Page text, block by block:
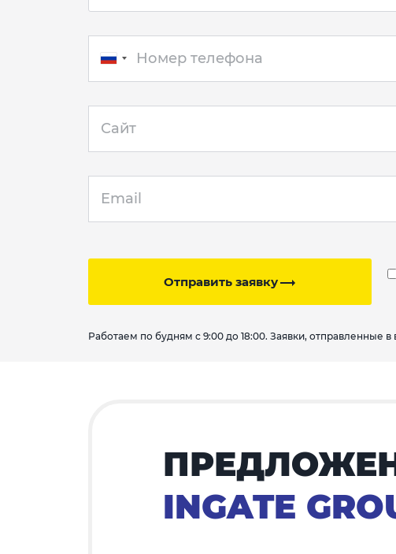
Отправить заявку
Работаем по будням с 9:00 до 18:00. Заявки, отправленные
INGATE